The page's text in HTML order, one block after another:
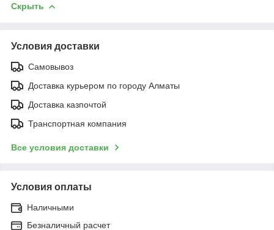
Скрыть
Условия доставки
Самовывоз
Доставка курьером по городу Алматы
Доставка казпочтой
Транспортная компания
Все условия доставки
Условия оплаты
Наличными
Безналичный расчет